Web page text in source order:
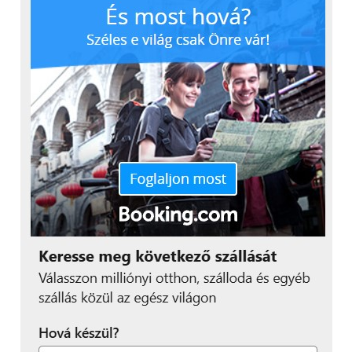
memória megtelik. A felvételek, amennyiben
szükségünk van rá egyetlen gombnyomással
zárolhatók törlés ellen, de a készülék érzékeny G-
szenzora érzékeli az ütközést is, így ilyen esetben
magától is azonnal zárolja a rögzített videót.
A kényelmesen olvasható 1,5”-os kijelzőnek
köszönhetően az autókamera vezérlése gyerekjáték.
Ezenkívül a menü teljesen magyar nyelvű, de más
nyelveken is elérhető. A Wi-Fi segítségével pedig
könnyedén letölthetjük az mp4 formátumú
felvételeket a telefonunkra is és a mobil alkalmazás
segítségével könnyedén szerkeszthetjük is őket.